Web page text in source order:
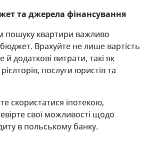
та джерела фінансування
пошуку квартири важливо
Врахуйте не лише вартість
й додаткові витрати, такі як
рієлторів, послуги юристів та
скористатися іпотекою,
свої можливості щодо
в польському банку.